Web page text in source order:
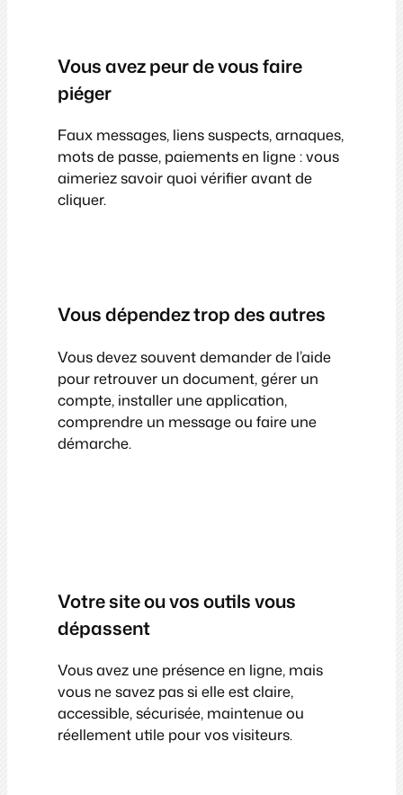
Vous avez peur de vous faire
piéger
Faux messages, liens suspects, arnaques,
mots de passe, paiements en ligne : vous
aimeriez savoir quoi vérifier avant de
cliquer.
Vous dépendez trop des autres
Vous devez souvent demander de l’aide
pour retrouver un document, gérer un
compte, installer une application,
comprendre un message ou faire une
démarche.
Votre site ou vos outils vous
dépassent
Vous avez une présence en ligne, mais
vous ne savez pas si elle est claire,
accessible, sécurisée, maintenue ou
réellement utile pour vos visiteurs.